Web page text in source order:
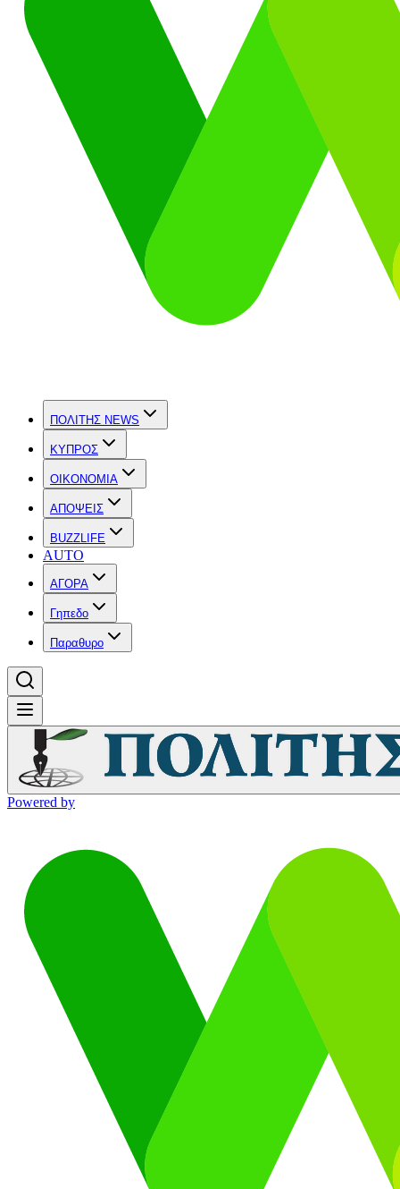
ΠΟΛΙΤΗΣ NEWS
ΚΥΠΡΟΣ
OIKONOMIA
ΑΠΟΨΕΙΣ
BUZZLIFE
AUTO
ΑΓΟΡΑ
Γηπεδο
Παραθυρο
Powered by